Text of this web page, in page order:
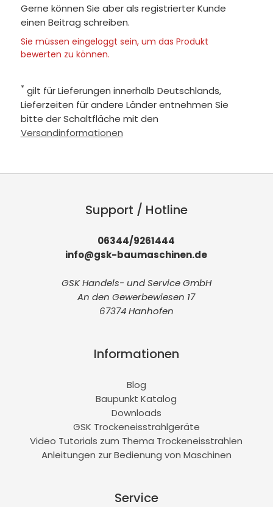
Gerne können Sie aber als registrierter Kunde
einen Beitrag schreiben.
Sie müssen eingeloggt sein, um das Produkt
bewerten zu können.
* gilt für Lieferungen innerhalb Deutschlands,
Lieferzeiten für andere Länder entnehmen Sie
bitte der Schaltfläche mit den
Versandinformationen
Support / Hotline
06344/9261444
info@gsk-baumaschinen.de
GSK Handels- und Service GmbH
An den Gewerbewiesen 17
67374 Hanhofen
Informationen
Blog
Baupunkt Katalog
Downloads
GSK Trockeneisstrahlgeräte
Video Tutorials zum Thema Trockeneisstrahlen
Anleitungen zur Bedienung von Maschinen
Service